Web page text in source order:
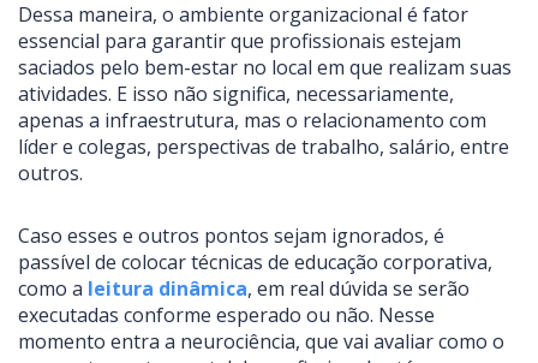
Dessa maneira, o ambiente organizacional é fator
essencial para garantir que profissionais estejam
saciados pelo bem-estar no local em que realizam suas
atividades. E isso não significa, necessariamente,
apenas a infraestrutura, mas o relacionamento com
líder e colegas, perspectivas de trabalho, salário, entre
outros.
Caso esses e outros pontos sejam ignorados, é
passível de colocar técnicas de educação corporativa,
como a leitura dinâmica, em real dúvida se serão
executadas conforme esperado ou não. Nesse
momento entra a neurociência, que vai avaliar como o